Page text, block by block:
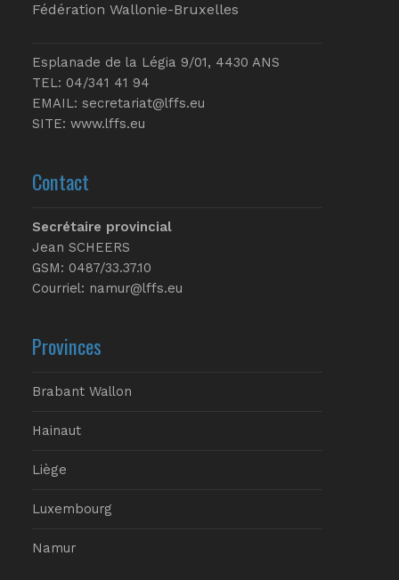
Fédération Wallonie-Bruxelles
Esplanade de la Légia 9/01, 4430 ANS
TEL: 04/341 41 94
EMAIL: secretariat@lffs.eu
SITE: www.lffs.eu
Contact
Secrétaire provincial
Jean SCHEERS
GSM: 0487/33.37.10
Courriel: namur@lffs.eu
Provinces
Brabant Wallon
Hainaut
Liège
Luxembourg
Namur